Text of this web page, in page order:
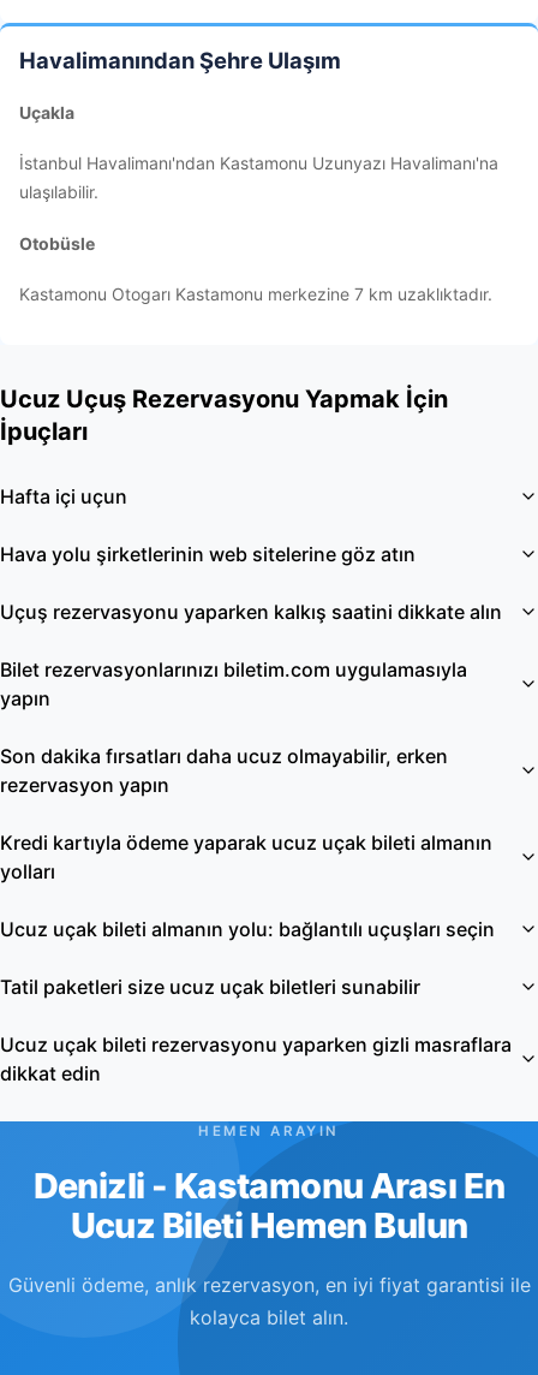
Havalimanından Şehre Ulaşım
Uçakla
İstanbul Havalimanı'ndan Kastamonu Uzunyazı Havalimanı'na
ulaşılabilir.
Otobüsle
Kastamonu Otogarı Kastamonu merkezine 7 km uzaklıktadır.
Ucuz Uçuş Rezervasyonu Yapmak İçin
İpuçları
Hafta içi uçun
Hava yolu şirketlerinin web sitelerine göz atın
Uçuş rezervasyonu yaparken kalkış saatini dikkate alın
Bilet rezervasyonlarınızı biletim.com uygulamasıyla
yapın
Son dakika fırsatları daha ucuz olmayabilir, erken
rezervasyon yapın
Kredi kartıyla ödeme yaparak ucuz uçak bileti almanın
yolları
Ucuz uçak bileti almanın yolu: bağlantılı uçuşları seçin
Tatil paketleri size ucuz uçak biletleri sunabilir
Ucuz uçak bileti rezervasyonu yaparken gizli masraflara
dikkat edin
HEMEN ARAYIN
Denizli - Kastamonu Arası En
Ucuz Bileti Hemen Bulun
Güvenli ödeme, anlık rezervasyon, en iyi fiyat garantisi ile
kolayca bilet alın.